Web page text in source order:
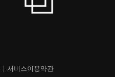
서비스이용약관